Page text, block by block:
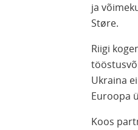
ja
Støre.
Riigi
Ukraina
Euroopa
Koos